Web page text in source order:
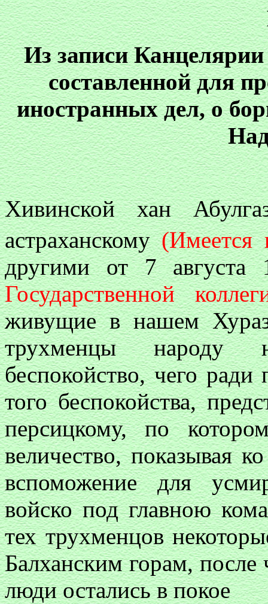
Из записи Канцелярии
составленной для
иностранных дел, о
Хивинской хан
астраханскому
другими от 7
Государственной
живущие в нашем
трухменцы народу
беспокойство, чего
того беспокойства,
персицкому, по
величество, показывая
вспоможение для
войско под главною
тех трухменцов
Балханским горам, после
люди остались в покое